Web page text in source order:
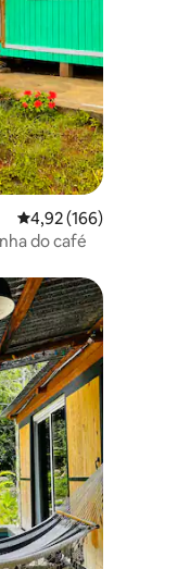
4,92 de uma avaliação
4,92 (166)
do café